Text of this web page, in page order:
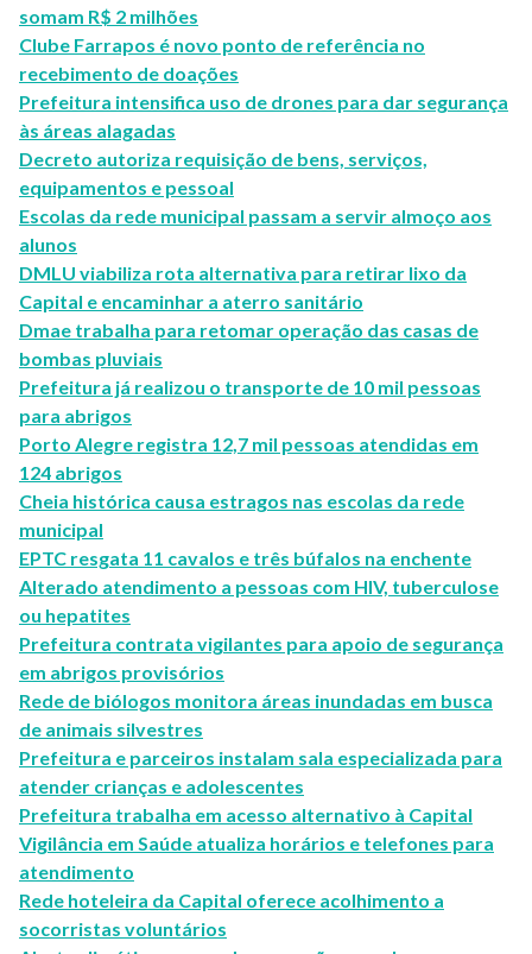
somam R$ 2 milhões
Clube Farrapos é novo ponto de referência no
recebimento de doações
Prefeitura intensifica uso de drones para dar segurança
às áreas alagadas
Decreto autoriza requisição de bens, serviços,
equipamentos e pessoal
Escolas da rede municipal passam a servir almoço aos
alunos
DMLU viabiliza rota alternativa para retirar lixo da
Capital e encaminhar a aterro sanitário
Dmae trabalha para retomar operação das casas de
bombas pluviais
Prefeitura já realizou o transporte de 10 mil pessoas
para abrigos
Porto Alegre registra 12,7 mil pessoas atendidas em
124 abrigos
Cheia histórica causa estragos nas escolas da rede
municipal
EPTC resgata 11 cavalos e três búfalos na enchente
Alterado atendimento a pessoas com HIV, tuberculose
ou hepatites
Prefeitura contrata vigilantes para apoio de segurança
em abrigos provisórios
Rede de biólogos monitora áreas inundadas em busca
de animais silvestres
Prefeitura e parceiros instalam sala especializada para
atender crianças e adolescentes
Prefeitura trabalha em acesso alternativo à Capital
Vigilância em Saúde atualiza horários e telefones para
atendimento
Rede hoteleira da Capital oferece acolhimento a
socorristas voluntários